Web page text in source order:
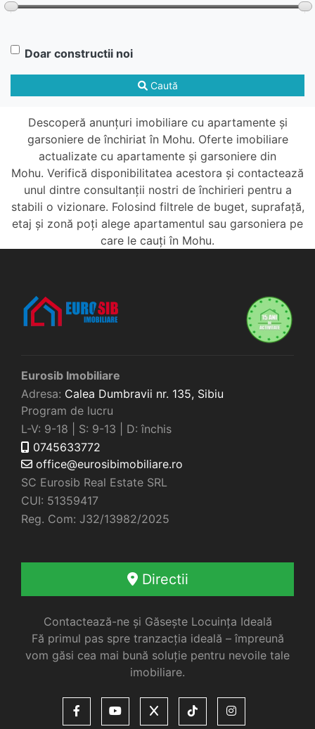
Doar constructii noi
Caută
Descoperă anunțuri imobiliare cu apartamente și
garsoniere de închiriat în Mohu. Oferte imobiliare
actualizate cu apartamente și garsoniere din
Mohu. Verifică disponibilitatea acestora și contactează
unul dintre consultanții nostri de închirieri pentru a
stabili o vizionare. Folosind filtrele de buget, suprafață,
etaj și zonă poți alege apartamentul sau garsoniera pe
care le cauți în Mohu.
Eurosib Imobiliare
Adresa: Calea Dumbravii nr. 135, Sibiu
Program de lucru
L-V: 9-18 | S: 9-13 | D: închis
0745633772
office@eurosibimobiliare.ro
SC Eurosib Real Estate SRL
CUI: 51359417
Reg. Com: J32/13982/2025
Directii
Contactează-ne și Găsește Locuința Ideală
Fă primul pas spre tranzacția ideală – împreună
vom găsi cea mai bună soluție pentru nevoile tale
imobiliare.